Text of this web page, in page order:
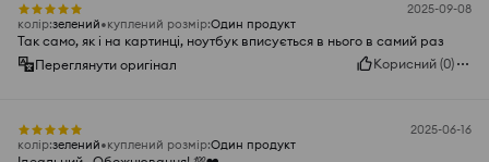
2025-09-08
колір:зелений куплений розмір:Один продукт
Так само, як і на картинці, ноутбук вписується в нього в самий раз
Переглянути оригінал
Корисний (0)
2025-06-16
колір:зелений куплений розмір:Один продукт